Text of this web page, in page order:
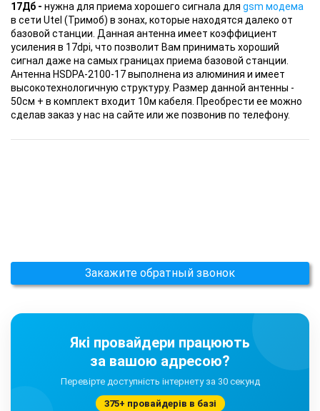
17Дб - нужна для приема хорошего сигнала для gsm модема
в сети Utel (Тримоб) в зонах, которые находятся далеко от
базовой станции. Данная антенна имеет коэффициент
усиления в 17dpi, что позволит Вам принимать хороший
сигнал даже на самых границах приема базовой станции.
Антенна HSDPA-2100-17 выполнена из алюминия и имеет
высокотехнологичную структуру. Размер данной антенны -
50см + в комплект входит 10м кабеля. Преобрести ее можно
сделав заказ у нас на сайте или же позвонив по телефону.
Закажите обратный звонок
Які провайдери працюють
за вашою адресою?
Перевірте доступність інтернету за 30 секунд
375+ провайдерів в базі